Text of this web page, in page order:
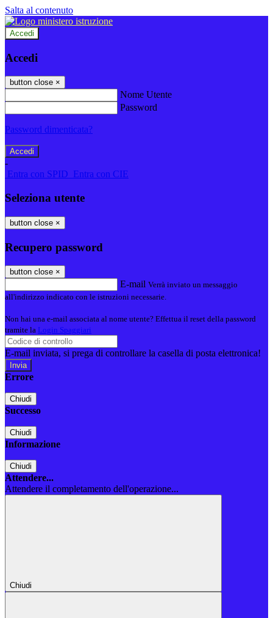
Salta al contenuto
Accedi
Accedi
button close ×
Nome Utente
Password
Password dimenticata?
-
Entra con SPID Entra con CIE
Seleziona utente
button close ×
Recupero password
button close ×
E-mail Verrà inviato un messaggio
all'indirizzo indicato con le istruzioni necessarie.
Non hai una e-mail associata al nome utente? Effettua il reset della password
tramite la Login Spaggiari
E-mail inviata, si prega di controllare la casella di posta elettronica!
Errore
Chiudi
Successo
Chiudi
Informazione
Chiudi
Attendere...
Attendere il completamento dell'operazione...
Chiudi